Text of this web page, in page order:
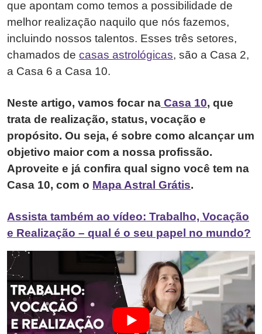
que apontam como temos a possibilidade de
melhor realização naquilo que nós fazemos,
incluindo nossos talentos. Esses três setores,
chamados de casas astrológicas, são a Casa 2,
a Casa 6 a Casa 10.
Neste artigo, vamos focar na Casa 10, que
trata de realização, status, vocação e
propósito. Ou seja, é sobre como alcançar um
objetivo maior com a nossa profissão.
Aproveite e já confira qual signo você tem na
Casa 10, com o Mapa Astral Grátis.
Assista também ao vídeo: Trabalho, Vocação
e Realização – qual é o seu papel no mundo?